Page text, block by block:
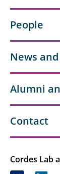
People
News
Alumni
Contact
Cordes Lab